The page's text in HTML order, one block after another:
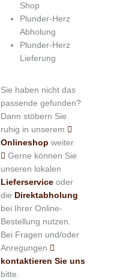
Shop
Plunder-Herz
Abholung
Plunder-Herz
Lieferung
Sie haben nicht das
passende gefunden?
Dann stöbern Sie
ruhig in unserem
Onlineshop weiter.
Gerne können Sie
unseren lokalen
Lieferserviceoder
die Direktabholung
bei Ihrer Online-
Bestellung nutzen.
Bei Fragen und/oder
Anregungen
kontaktieren Sie uns
bitte.